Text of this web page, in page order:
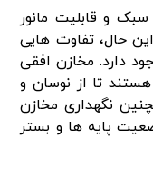
و قابلیت مانور
حال، تفاوت‌ هایی
دارد. مخازن افقی
تا از نوسان و
نگهداری مخازن
پایه‌ ها و بستر